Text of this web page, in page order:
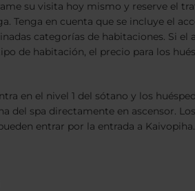
su visita hoy mismo y reserve el
Tenga en cuenta que se incluye el
categorías de habitaciones. Si el
de habitación, el precio para los
en el nivel 1 del sótano y los
del spa directamente en ascensor.
entrar por la entrada a Kaivopiha.